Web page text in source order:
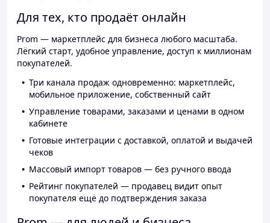
Для тех, кто продаёт онлайн
Prom — маркетплейс для бизнеса любого масштаба.
Лёгкий старт, удобное управление, доступ к миллионам
покупателей.
Три канала продаж одновременно: маркетплейс,
мобильное приложение, собственный сайт
Управление товарами, заказами и ценами в одном
кабинете
Готовые интеграции с доставкой, оплатой и выдачей
чеков
Массовый импорт товаров — без ручного ввода
Рейтинг покупателей — продавец видит опыт
покупателя ещё до подтверждения заказа